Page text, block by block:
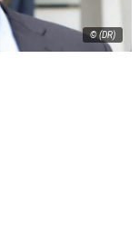
© (DR)